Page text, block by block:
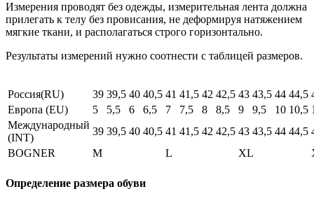
Измерения проводят без одежды, измерительная лента должна
прилегать к телу без провисания, не деформируя натяжением
мягкие ткани, и располагаться строго горизонтально.
Результаты измерений нужно соотнести с таблицей размеров.
Россия(RU) 39 39,5 40 40,5 41 41,5 42 42,5 43 43,5 44 44,5
Европа (EU)
5 5,5 6 6,5 7 7,5 8 8,5 9 9,5 10 10,5
Международный
(INT)
39 39,5 40 40,5 41 41,5 42 42,5 43 43,5 44 44,5
BOGNER
M L XL
Определение размера обуви